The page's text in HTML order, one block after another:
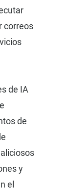
correos
de IA
de
y
el